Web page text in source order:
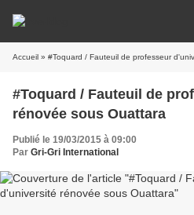
Accueil » #Toquard / Fauteuil de professeur
#Toquard / Fauteuil de
rénovée sous Ouattara
Publié le 19/03/2015 à 09:00
Par Gri-Gri International